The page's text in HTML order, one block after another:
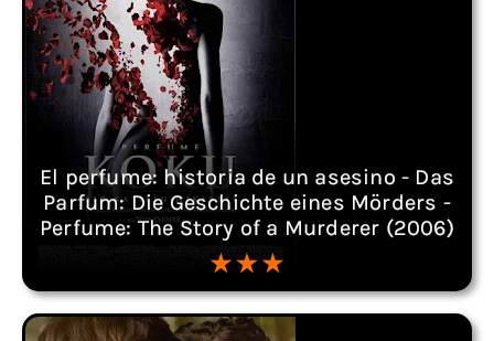
El perfume: historia de un asesino - Das
Parfum: Die Geschichte eines Mörders -
Perfume: The Story of a Murderer (2006)